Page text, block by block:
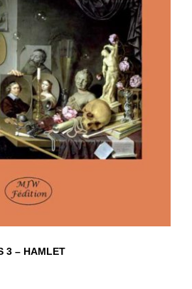
3 – HAMLET
3 – HAMLET